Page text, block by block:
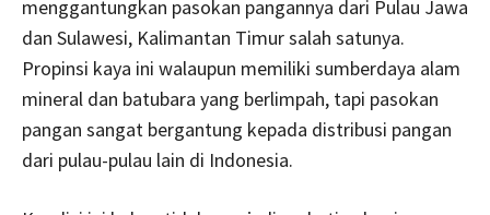
menggantungkan pasokan pangannya dari Pulau Jawa
dan Sulawesi, Kalimantan Timur salah satunya.
Propinsi kaya ini walaupun memiliki sumberdaya alam
mineral dan batubara yang berlimpah, tapi pasokan
pangan sangat bergantung kepada distribusi pangan
dari pulau-pulau lain di Indonesia.